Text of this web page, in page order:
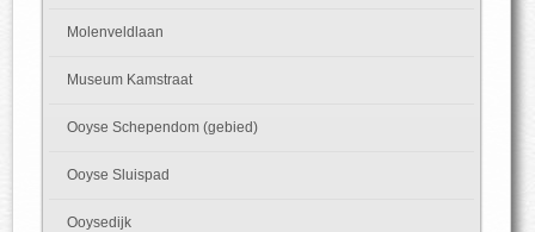
Molenveldlaan
Museum Kamstraat
Ooyse Schependom (gebied)
Ooyse Sluispad
Ooysedijk